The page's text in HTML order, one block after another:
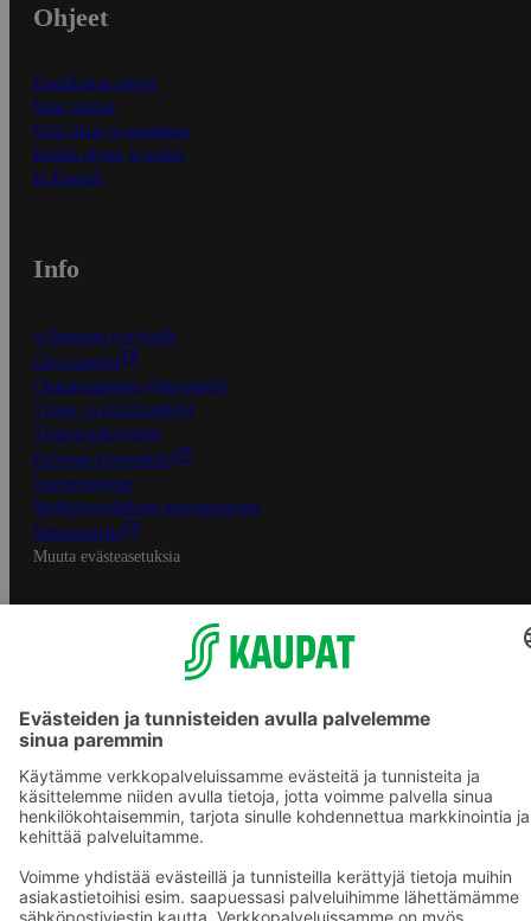
Ohjeet
Ensitilaajan ohjeet
Näin maksat
Näin tilaat ja muokkaat
Kaikki ohjeet ja vinkit
In English
Info
S-Business yrityksille
Oiva-raportit
Osuuskauppojen yhteystiedot
Tilaus- ja toimitusehdot
Tietosuojakäytäntö
Palvelun käyttöehdot
Saavutettavuus
Mobiilisovelluksen saavutettavuus
Mainostajalle
Muuta evästeasetuksia
S-ryhmän palvelut
S-ryhmä
Asiakasomistajuus
Yhteishyvä Ruoka -sovellus
S-ostoslista -sovellus
Prisma.fi
Sokos.fi
S-Pankki
Yhteishyvä